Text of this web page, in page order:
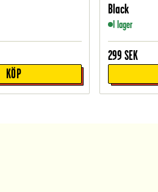
KÖP
Black
I lager
299 SEK